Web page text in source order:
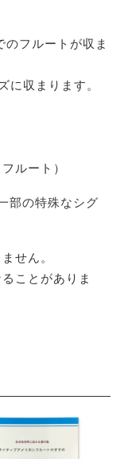
フルートが収ま
に収まります。
ルート）
部の特殊なシグ
せん。
ことがありま